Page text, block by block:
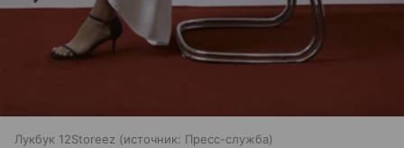
Лукбук 12Storeez источник: Пресс-служба